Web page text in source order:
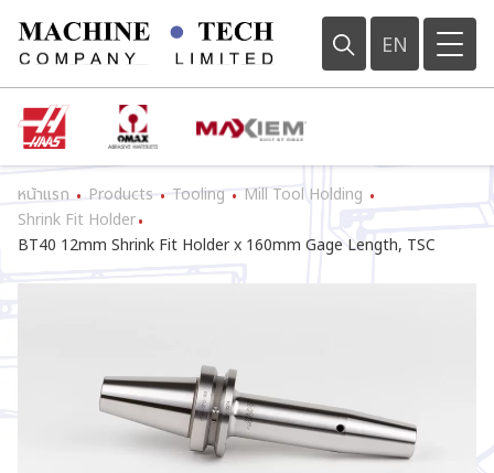
EN
หน้าแรก • Products • Tooling • Mill Tool Holding •
Shrink Fit Holder•
BT40 12mm Shrink Fit Holder x 160mm Gage Length, TSC